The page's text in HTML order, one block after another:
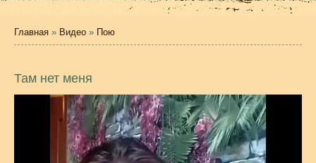
Главная » Видео » Пою
Там нет меня